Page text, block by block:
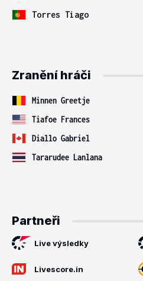
Torres Tiago
Zranění hráči
Minnen Greetje
Tiafoe Frances
Diallo Gabriel
Tararudee Lanlana
Partneři
Live výsledky
Livescore.in